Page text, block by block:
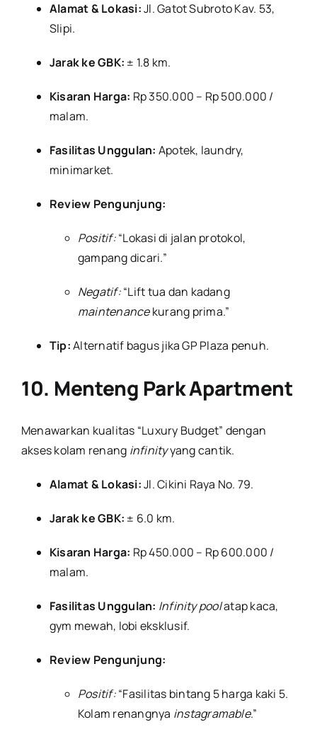
Alamat & Lokasi:Jl. Gatot Subroto Kav. 53,
Slipi.
Jarak ke GBK: ± 1.8 km.
Kisaran Harga: Rp 350.000 – Rp 500.000 /
malam.
Fasilitas Unggulan: Apotek, laundry,
minimarket.
Review Pengunjung:
Positif:“Lokasi di jalan protokol,
gampang dicari.”
Negatif:“Lift tua dan kadang
maintenancekurang prima.”
Tip:Alternatif bagus jika GP Plaza penuh.
10. Menteng Park Apartment
Menawarkan kualitas “Luxury Budget” dengan
akses kolam renang infinityyang cantik.
Alamat & Lokasi:Jl. Cikini Raya No. 79.
Jarak ke GBK: ± 6.0 km.
Kisaran Harga: Rp 450.000 – Rp 600.000 /
malam.
Fasilitas Unggulan: Infinity poolatap kaca,
gym mewah, lobi eksklusif.
Review Pengunjung:
Positif:“Fasilitas bintang 5 harga kaki 5.
Kolam renangnya instagramable.”